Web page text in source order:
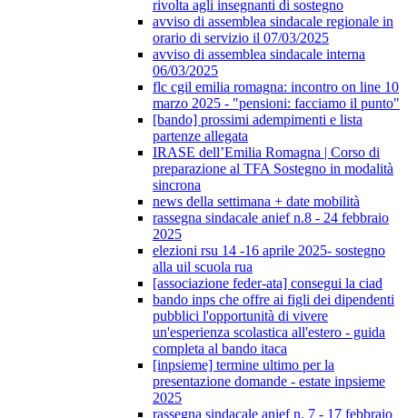
rivolta agli insegnanti di sostegno
avviso di assemblea sindacale regionale in
orario di servizio il 07/03/2025
avviso di assemblea sindacale interna
06/03/2025
flc cgil emilia romagna: incontro on line 10
marzo 2025 - "pensioni: facciamo il punto"
[bando] prossimi adempimenti e lista
partenze allegata
IRASE dell’Emilia Romagna | Corso di
preparazione al TFA Sostegno in modalità
sincrona
news della settimana + date mobilità
rassegna sindacale anief n.8 - 24 febbraio
2025
elezioni rsu 14 -16 aprile 2025- sostegno
alla uil scuola rua
[associazione feder-ata] consegui la ciad
bando inps che offre ai figli dei dipendenti
pubblici l'opportunità di vivere
un'esperienza scolastica all'estero - guida
completa al bando itaca
[inpsieme] termine ultimo per la
presentazione domande - estate inpsieme
2025
rassegna sindacale anief n. 7 - 17 febbraio